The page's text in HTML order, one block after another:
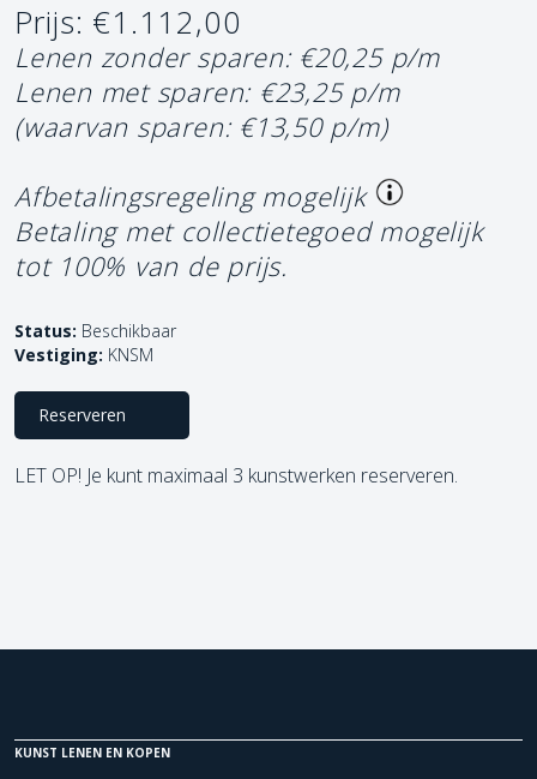
Prijs: €1.112,00
Lenen zonder sparen: €20,25 p/m
Lenen met sparen: €23,25 p/m
(waarvan sparen: €13,50 p/m)
Afbetalingsregeling mogelijk
Betaling met collectietegoed mogelijk
tot 100% van de prijs.
Status: Beschikbaar
Vestiging: KNSM
Reserveren
LET OP! Je kunt maximaal 3 kunstwerken reserveren.
KUNST LENEN EN KOPEN